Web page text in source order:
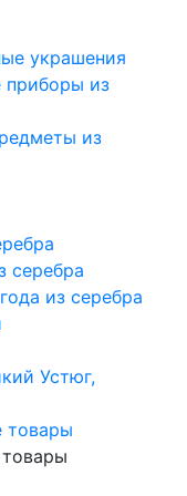
украшения
приборы из
из
серебра
из серебра
Устюг,
товары